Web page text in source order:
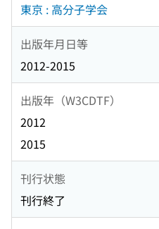
東京 : 高分子学会
出版年月日等
2012-2015
出版年（W3CDTF）
2012
2015
刊行状態
刊行終了